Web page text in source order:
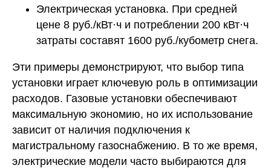
Электрическая установка. При средней
цене 8 руб./кВт·ч и потреблении 200 кВт·ч
затраты составят 1600 руб./кубометр снега.
Эти примеры демонстрируют, что выбор типа
установки играет ключевую роль в оптимизации
расходов. Газовые установки обеспечивают
максимальную экономию, но их использование
зависит от наличия подключения к
магистральному газоснабжению. В то же время,
электрические модели часто выбираются для